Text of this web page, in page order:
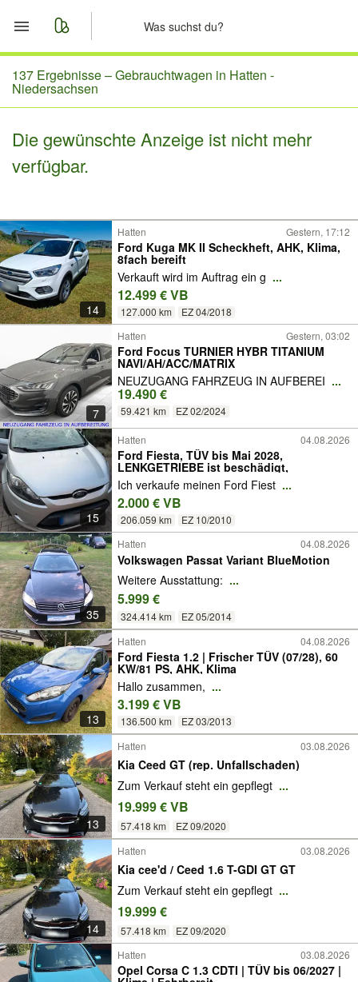
Start
Merkliste
Nachrichten
137 Ergebnisse –Gebrauchtwagen in Hatten -
Niedersachsen
Die gewünschte Anzeige ist nicht mehr
verfügbar.
14
Hatten Gestern, 17:12
Ford Kuga MK II Scheckheft, AHK, Klima,
8fach bereift
Verkauft wird im Auftrag ein g ...
12.499 € VB
127.000 km EZ 04/2018
7
Hatten Gestern, 03:02
Ford Focus TURNIER HYBR TITANIUM
NAVI/AH/ACC/MATRIX
NEUZUGANG FAHRZEUG IN AUFBEREI ...
19.490 €
59.421 km EZ 02/2024
15
Hatten 04.08.2026
Ford Fiesta, TÜV bis Mai 2028,
LENKGETRIEBE ist beschädigt,
Ich verkaufe meinen Ford Fiest ...
2.000 € VB
206.059 km EZ 10/2010
35
Hatten 04.08.2026
Volkswagen Passat Variant BlueMotion
Weitere Ausstattung: ...
5.999 €
324.414 km EZ 05/2014
13
Hatten 04.08.2026
Ford Fiesta 1.2 | Frischer TÜV (07/28), 60
KW/81 PS, AHK, Klima
Hallo zusammen, ...
3.199 € VB
136.500 km EZ 03/2013
13
Hatten 03.08.2026
Kia Ceed GT (rep. Unfallschaden)
Zum Verkauf steht ein gepflegt ...
19.999 € VB
57.418 km EZ 09/2020
14
Hatten 03.08.2026
Kia cee'd / Ceed 1.6 T-GDI GT GT
Zum Verkauf steht ein gepflegt ...
19.999 €
57.418 km EZ 09/2020
Hatten 03.08.2026
Opel Corsa C 1.3 CDTI | TÜV bis 06/2027 |